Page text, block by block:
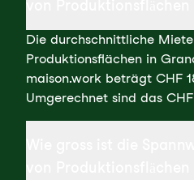
Die durchschnittliche
Produktionsflächen in
maison.work beträgt CHF
Umgerechnet sind das